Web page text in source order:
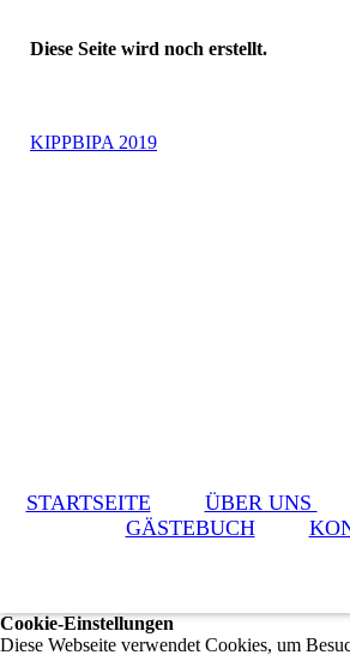
Diese Seite wird noch erstellt.
KIPPBIPA 2019
STARTSEITE ÜBER UNS
GÄSTEBUCH
Cookie-Einstellungen
Diese Webseite verwendet Cookies, um